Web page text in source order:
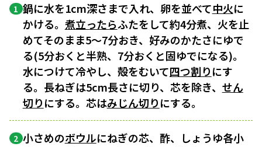
1 鍋に水を1cm深さまで入れ、卵を並べて中火に
かける。 煮立ったらふたをして約4分煮、火を止
めてそのまま5～7分おき、好みのかたさにゆで
る(5分おくと半熟、7分おくと固ゆでになる)。
水につけて冷やし、殻をむいて四つ割りにす
る。長ねぎは5cm長さに切り、芯を除き、 せん
切りにする。芯はみじん切りにする。
2 小さめのボウルにねぎの芯、酢、しょうゆ各小